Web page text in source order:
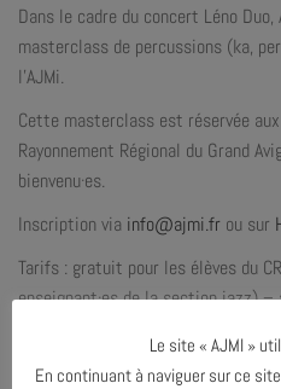
Dans le cadre du concert Léno Duo,
masterclass de percussions (ka,
l’AJMi.
Cette masterclass est réservée
Rayonnement Régional du Grand
bienvenu·es.
Inscription via info@ajmi.fr ou sur
Tarifs : gratuit pour les élèves du
enseignant·es de la section jazz)
Le site « AJMI »
En continuant à naviguer sur ce